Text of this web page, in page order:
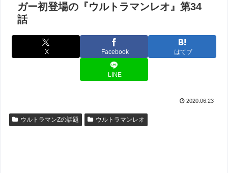
ガー初登場の『ウルトラマンレオ』第34
話
X Facebook はてブ
LINE
2020.06.23
ウルトラマンZの話題 ウルトラマンレオ